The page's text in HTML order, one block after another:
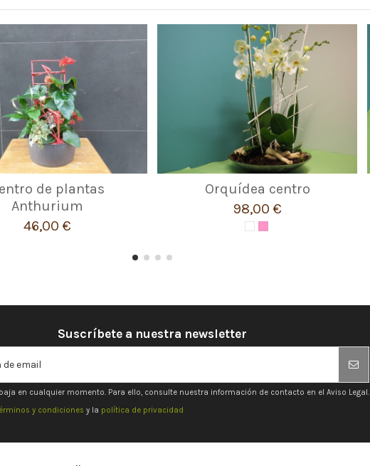
de plantas
Anthurium
46,00 €
Orquídea centro
98,00 €
Suscríbete a nuestra newsletter
en cualquier momento. Para ello, consulte nuestra información de contacto en el Aviso Legal.
y condiciones y la política de privacidad